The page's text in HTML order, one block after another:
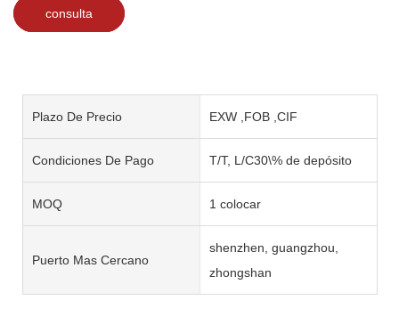
consulta
Plazo De Precio EXW ,FOB ,CIF
Condiciones De Pago T/T, L/C30\% de depósito
MOQ 1 colocar
Puerto Mas Cercano
shenzhen, guangzhou,
zhongshan